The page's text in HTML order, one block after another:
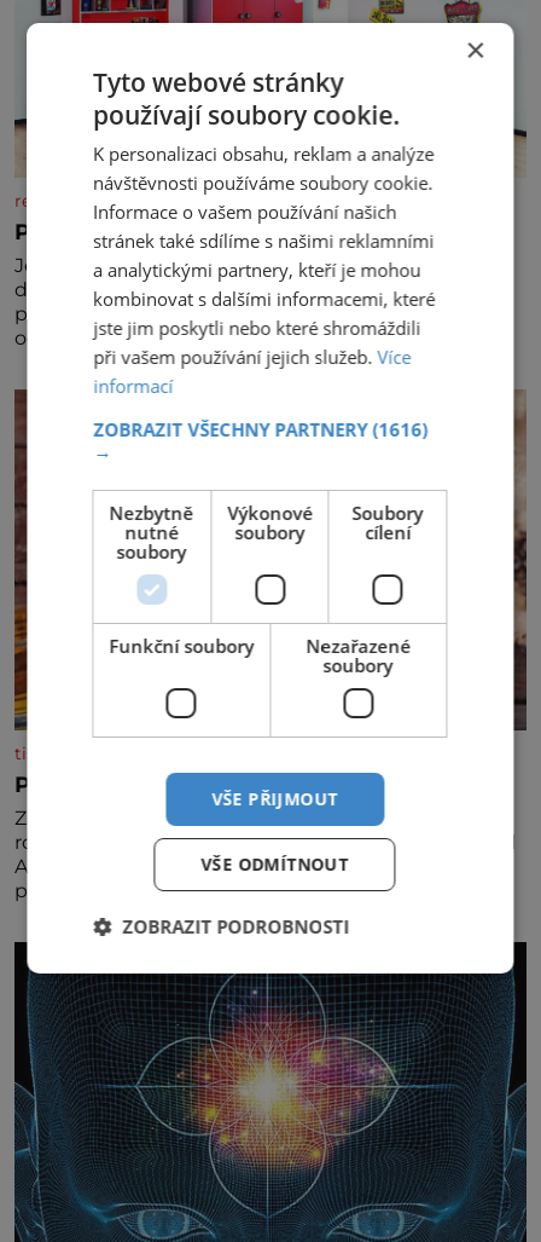
rezidenceonline.cz
Prostor, který roste s dítětem
Je to svět, který se vyvíjí a proměňuje od prvních
dětských krůčků až po dospívání. Správně navržený
pokoj podporuje bezpečí, kreativitu, soustředění i
odpočinek a reaguje na každou etapu života a
specifické potřeby dítěte. Pro nejmenší je klíčová
jednoduchost, měkkost a bezpečí, proto by pokoj
Předškolní věk je
tisicereceptu.cz
Pravá irská káva
Za jejího tvůrce je považován Joe Sharidan, když v
roce 1943 u letiště irského města Foynes obsluhoval
Američany, kteří kvůli špatnému počasí nemohli
pokračovat v cestě. Povzbudil je tehdy kávou,
×
Tyto webové stránky
používají soubory cookie.
K personalizaci obsahu, reklam a analýze
návštěvnosti používáme soubory cookie.
Informace o vašem používání našich
stránek také sdílíme s našimi reklamními
a analytickými partnery, kteří je mohou
kombinovat s dalšími informacemi, které
jste jim poskytli nebo které shromáždili
při vašem používání jejich služeb.Více
informací
ZOBRAZIT VŠECHNY PARTNERY(1616)
→
Nezbytně
nutné
soubory
Výkonové
soubory
Soubory
cílení
Funkční soubory
Nezařazené
soubory
VŠE PŘIJMOUT
VŠE ODMÍTNOUT
ZOBRAZIT PODROBNOSTI